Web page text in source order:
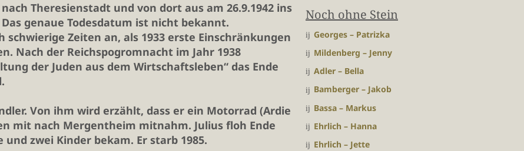
Theresienstadt und von dort aus am 26.9.1942 ins
genaue Todesdatum ist nicht bekannt.
Zeiten an, als 1933 erste Einschränkungen
Nach der Reichspogromnacht im Jahr 1938
der Juden aus dem Wirtschaftsleben“ das Ende
Von ihm wird erzählt, dass er ein Motorrad (Ardie
mit nach Mergentheim mitnahm. Julius floh Ende
zwei Kinder bekam. Er starb 1985.
Noch ohne Stein
Georges – Patrizka
Mildenberg – Jenny
Adler – Bella
Bamberger – Jakob
Bassa – Markus
Ehrlich – Hanna
Ehrlich – Jette